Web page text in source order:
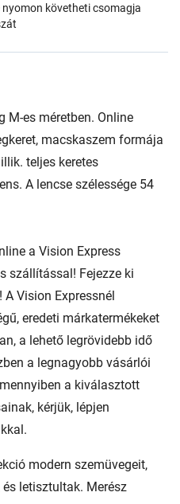
nyomon követheti csomagja
M-es méretben. Online
macskaszem formája
teljes keretes
A lencse szélessége 54
a Vision Express
szállítással! Fejezze ki
Vision Expressnél
eredeti márkatermékeket
a lehető legrövidebb idő
a legnagyobb vásárlói
a kiválasztott
kérjük, lépjen
modern szemüvegeit,
letisztultak. Merész